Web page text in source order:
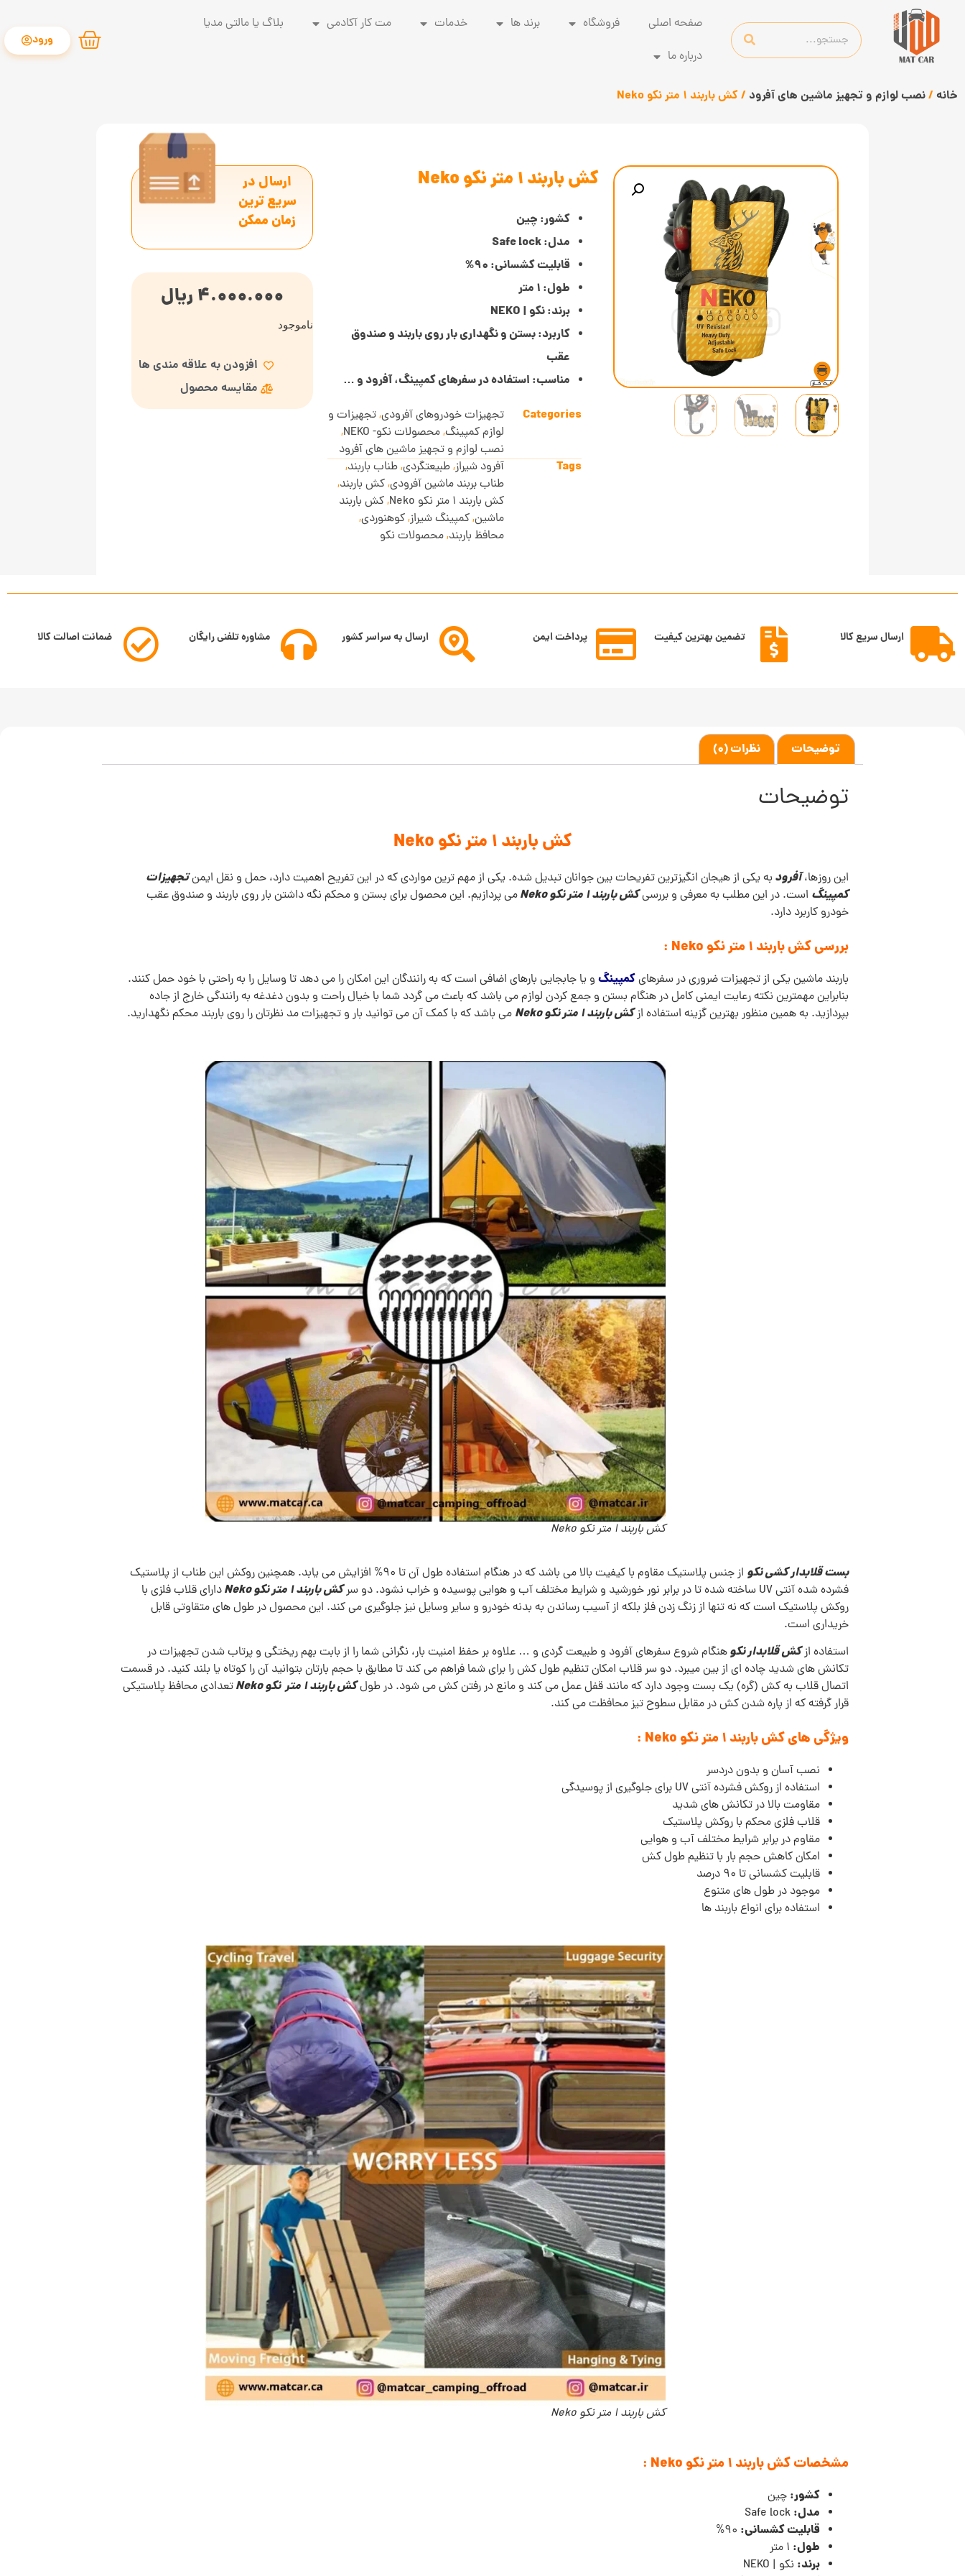
صفحه اصلی فروشگاه برند ها خدمات مت کار آکادمی
بلاگ یا مالتی مدیا
درباره ما
ورود
خانه /نصب لوازم و تجهیز ماشین های آفرود / کش باربند 1 متر نکو Neko
کش باربند 1 متر نکو Neko
کشور: چین
مدل: Safe lock
قابلیت کشسانی: 90%
طول: 1 متر
برند: نکو | NEKO
کاربرد: بستن و نگهداری بار روی باربند و صندوق
عقب
مناسب: استفاده در سفرهای کمپینگ، آفرود و …
Categories
تجهیزات خودروهای آفرودی,تجهیزات و
لوازم کمپینگ,محصولات نکو- NEKO
,
نصب لوازم و تجهیز ماشین های آفرود
Tags آفرود شیراز,طبیعتگردی,طناب باربند,
طناب بربند ماشین آفرودی,کش باربند,
کش باربند 1 متر نکو Neko
,کش باربند
ماشین,کمپینگ شیراز,کوهنوردی,
محافظ باربند,محصولات نکو
ارسال در
سریع ترین
زمان ممکن
4.000.000 ریال
ناموجود
افزودن به علاقه مندی ها
مقایسه محصول
ارسال سریع کالا تضمین بهترین کیفیت پرداخت ایمن ارسال به سراسر کشور مشاوره تلفنی رایگان ضمانت اصالت کالا
توضیحات نظرات (0)
توضیحات
کش باربند 1 متر نکو Neko
این روزها،آفرود به یکی از هیجان انگیزترین تفریحات بین جوانان تبدیل شده. یکی از مهم ترین مواردی که در این تفریح اهمیت دارد، حمل و نقل ایمنتجهیزات
کمپینگ است. در این مطلب به معرفی و بررسیکش باربند 1 متر نکو Neko
می پردازیم. این محصول برای بستن و محکم نگه داشتن بار روی باربند و صندوق عقب
خودرو کاربرد دارد.
بررسی کش باربند 1 متر نکو Neko
:
باربند ماشین یکی از تجهیزات ضروری در سفرهایکمپینگ و یا جابجایی بارهای اضافی است که به رانندگان این امکان را می دهد تا وسایل را به راحتی با خود حمل کنند.
بنابراین مهمترین نکته رعایت ایمنی کامل در هنگام بستن و جمع کردن لوازم می باشد که باعث می گردد شما با خیال راحت و بدون دغدغه به رانندگی خارج از جاده
بپردازید. به همین منظور بهترین گزینه استفاده ازکش باربند 1 متر نکو Neko می باشد که با کمک آن می توانید بار و تجهیزات مد نظرتان را روی باربند محکم نگهدارید.
کش باربند 1 متر نکو Neko
بست قلابدار کشی نکو
از جنس پلاستیک مقاوم با کیفیت بالا می باشد که در هنگام استفاده طول آن تا 90% افزایش می یابد. همچنین روکش این طناب از پلاستیک
فشرده شده آنتی UV ساخته شده تا در برابر نور خورشید و شرایط مختلف آب و هوایی پوسیده و خراب نشود. دو سر
کش باربند 1 متر نکو Neko
دارای قلاب فلزی با
روکش پلاستیک است که نه تنها از زنگ زدن فلز بلکه از آسیب رساندن به بدنه خودرو و سایر وسایل نیز جلوگیری می کند. این محصول در طول های متقاوتی قابل
خریداری است.
استفاده ازکش قلابدار نکوهنگام شروع سفرهای آفرود و طبیعت گردی و … علاوه بر حفظ امنیت بار، نگرانی شما را از بابت بهم ریختگی و پرتاب شدن تجهیزات در
تکانش های شدید چاده ای از بین میبرد. دو سر قلاب امکان تنظیم طول کش را برای شما فراهم می کند تا مطابق با حجم بارتان بتوانید آن را کوتاه یا بلند کنید. در قسمت
اتصال قلاب به کش (گره) یک بست وجود دارد که مانند قفل عمل می کند و مانع در رفتن کش می شود. در طولکش باربند 1 متر نکو Neko
تعدادی محافظ پلاستیکی
قرار گرفته که از پاره شدن کش در مقابل سطوح تیز محافظت می کند.
ویژگی های کش باربند 1 متر نکو Neko
:
نصب آسان و بدون دردسر
استفاده از روکش فشرده آنتی UV برای جلوگیری از پوسیدگی
مقاومت بالا در تکانش های شدید
قلاب فلزی محکم با روکش پلاستیک
مقاوم در برابر شرایط مختلف آب و هوایی
امکان کاهش حجم بار با تنظیم طول کش
قابلیت کشسانی تا 90 درصد
موجود در طول های متنوع
استفاده برای انواع باربند ها
کش باربند 1 متر نکو Neko
مشخصات کش باربند 1 متر نکو Neko
:
کشور: چین
مدل: Safe lock
قابلیت کشسانی:
طول:
برند: نکو | NEKO